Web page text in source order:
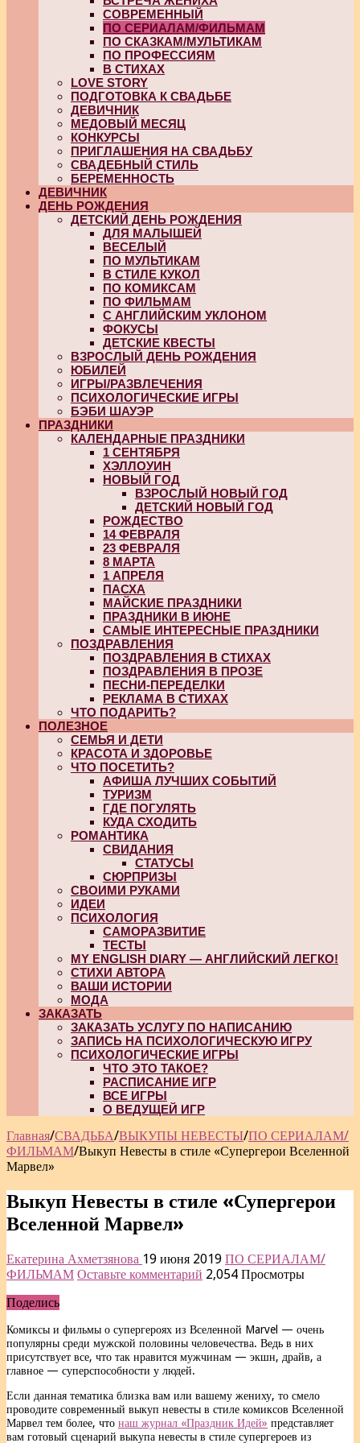
СОВРЕМЕННЫЙ
ПО СЕРИАЛАМ/ФИЛЬМАМ
ПО СКАЗКАМ/МУЛЬТИКАМ
ПО ПРОФЕССИЯМ
В СТИХАХ
LOVE STORY
ПОДГОТОВКА К СВАДЬБЕ
ДЕВИЧНИК
МЕДОВЫЙ МЕСЯЦ
КОНКУРСЫ
ПРИГЛАШЕНИЯ НА СВАДЬБУ
СВАДЕБНЫЙ СТИЛЬ
БЕРЕМЕННОСТЬ
ДЕВИЧНИК
ДЕНЬ РОЖДЕНИЯ
ДЕТСКИЙ ДЕНЬ РОЖДЕНИЯ
ДЛЯ МАЛЫШЕЙ
ВЕСЕЛЫЙ
ПО МУЛЬТИКАМ
В СТИЛЕ КУКОЛ
ПО КОМИКСАМ
ПО ФИЛЬМАМ
С АНГЛИЙСКИМ УКЛОНОМ
ФОКУСЫ
ДЕТСКИЕ КВЕСТЫ
ВЗРОСЛЫЙ ДЕНЬ РОЖДЕНИЯ
ЮБИЛЕЙ
ИГРЫ/РАЗВЛЕЧЕНИЯ
ПСИХОЛОГИЧЕСКИЕ ИГРЫ
БЭБИ ШАУЭР
ПРАЗДНИКИ
КАЛЕНДАРНЫЕ ПРАЗДНИКИ
1 СЕНТЯБРЯ
ХЭЛЛОУИН
НОВЫЙ ГОД
ВЗРОСЛЫЙ НОВЫЙ ГОД
ДЕТСКИЙ НОВЫЙ ГОД
РОЖДЕСТВО
14 ФЕВРАЛЯ
23 ФЕВРАЛЯ
8 МАРТА
1 АПРЕЛЯ
ПАСХА
МАЙСКИЕ ПРАЗДНИКИ
ПРАЗДНИКИ В ИЮНЕ
САМЫЕ ИНТЕРЕСНЫЕ ПРАЗДНИКИ
ПОЗДРАВЛЕНИЯ
ПОЗДРАВЛЕНИЯ В СТИХАХ
ПОЗДРАВЛЕНИЯ В ПРОЗЕ
ПЕСНИ-ПЕРЕДЕЛКИ
РЕКЛАМА В СТИХАХ
ЧТО ПОДАРИТЬ?
ПОЛЕЗНОЕ
СЕМЬЯ И ДЕТИ
КРАСОТА И ЗДОРОВЬЕ
ЧТО ПОСЕТИТЬ?
АФИША ЛУЧШИХ СОБЫТИЙ
ТУРИЗМ
ГДЕ ПОГУЛЯТЬ
КУДА СХОДИТЬ
РОМАНТИКА
СВИДАНИЯ
СТАТУСЫ
СЮРПРИЗЫ
СВОИМИ РУКАМИ
ИДЕИ
ПСИХОЛОГИЯ
САМОРАЗВИТИЕ
ТЕСТЫ
MY ENGLISH DIARY — АНГЛИЙСКИЙ ЛЕГКО!
СТИХИ АВТОРА
ВАШИ ИСТОРИИ
МОДА
ЗАКАЗАТЬ
ЗАКАЗАТЬ УСЛУГУ ПО НАПИСАНИЮ
ЗАПИСЬ НА ПСИХОЛОГИЧЕСКУЮ ИГРУ
ПСИХОЛОГИЧЕСКИЕ ИГРЫ
ЧТО ЭТО ТАКОЕ?
РАСПИСАНИЕ ИГР
ВСЕ ИГРЫ
О ВЕДУЩЕЙ ИГР
Главная/СВАДЬБА/ВЫКУПЫ НЕВЕСТЫ/ПО СЕРИАЛАМ/
ФИЛЬМАМ/Выкуп Невесты в стиле «Супергерои Вселенной
Марвел»
Выкуп Невесты в стиле «Супергерои
Вселенной Марвел»
Екатерина Ахметзянова 19 июня 2019 ПО СЕРИАЛАМ/
ФИЛЬМАМ Оставьте комментарий 2,054 Просмотры
Поделись
Комиксы и фильмы о супергероях из Вселенной Marvel — очень
популярны среди мужской половины человечества. Ведь в них
присутствует все, что так нравится мужчинам — экшн, драйв, а
главное — суперспособности у людей.
Если данная тематика близка вам или вашему жениху, то смело
проводите современный выкуп невесты в стиле комиксов Вселенной
Марвел тем более, что наш журнал «Праздник Идей» представляет
вам готовый сценарий выкупа невесты в стиле супергероев из